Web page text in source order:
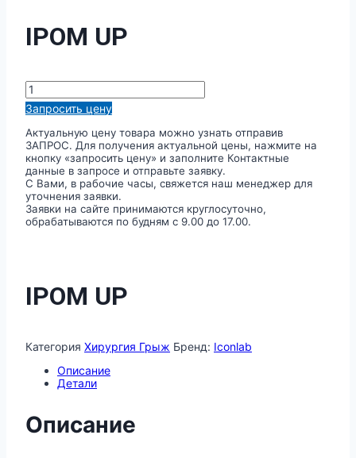
IPOM UP
Количество
товара
IPOM
Запросить цену
Актуальную цену товара можно узнать отправив
ЗАПРОС. Для получения актуальной цены, нажмите на
кнопку «запросить цену» и заполните Контактные
данные в запросе и отправьте заявку.
С Вами, в рабочие часы, свяжется наш менеджер для
уточнения заявки.
Заявки на сайте принимаются круглосуточно,
обрабатываются по будням с 9.00 до 17.00.
IPOM UP
Категория Хирургия Грыж Бренд: Iconlab
Описание
Детали
Описание